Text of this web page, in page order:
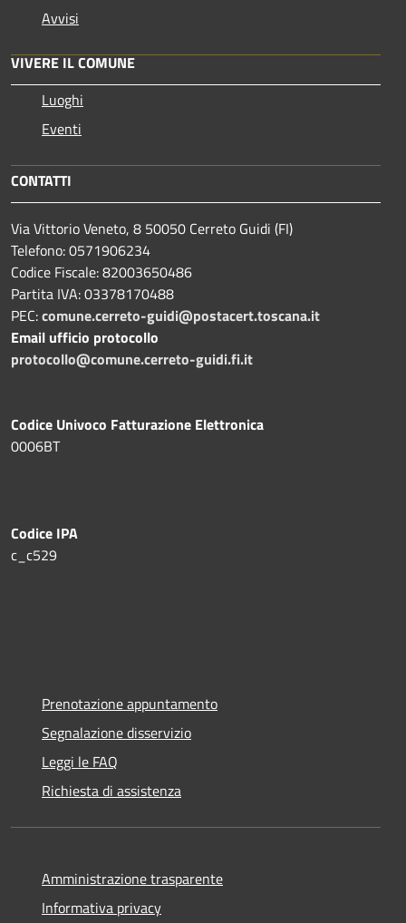
Avvisi
VIVERE IL COMUNE
Luoghi
Eventi
CONTATTI
Via Vittorio Veneto, 8 50050 Cerreto Guidi (FI)
Telefono: 0571906234
Codice Fiscale: 82003650486
Partita IVA: 03378170488
PEC:comune.cerreto-guidi@postacert.toscana.it
Email ufficio protocollo
protocollo@comune.cerreto-guidi.fi.it
Codice Univoco Fatturazione Elettronica
0006BT
Codice IPA
c_c529
Prenotazione appuntamento
Segnalazione disservizio
Leggi le FAQ
Richiesta di assistenza
Amministrazione trasparente
Informativa privacy